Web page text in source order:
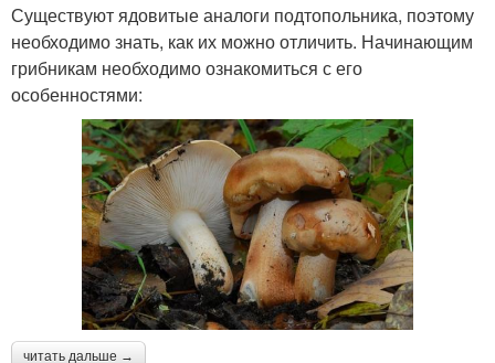
Существуют ядовитые аналоги подтопольника, поэтому
необходимо знать, как их можно отличить. Начинающим
грибникам необходимо ознакомиться с его
особенностями:
читать дальше →